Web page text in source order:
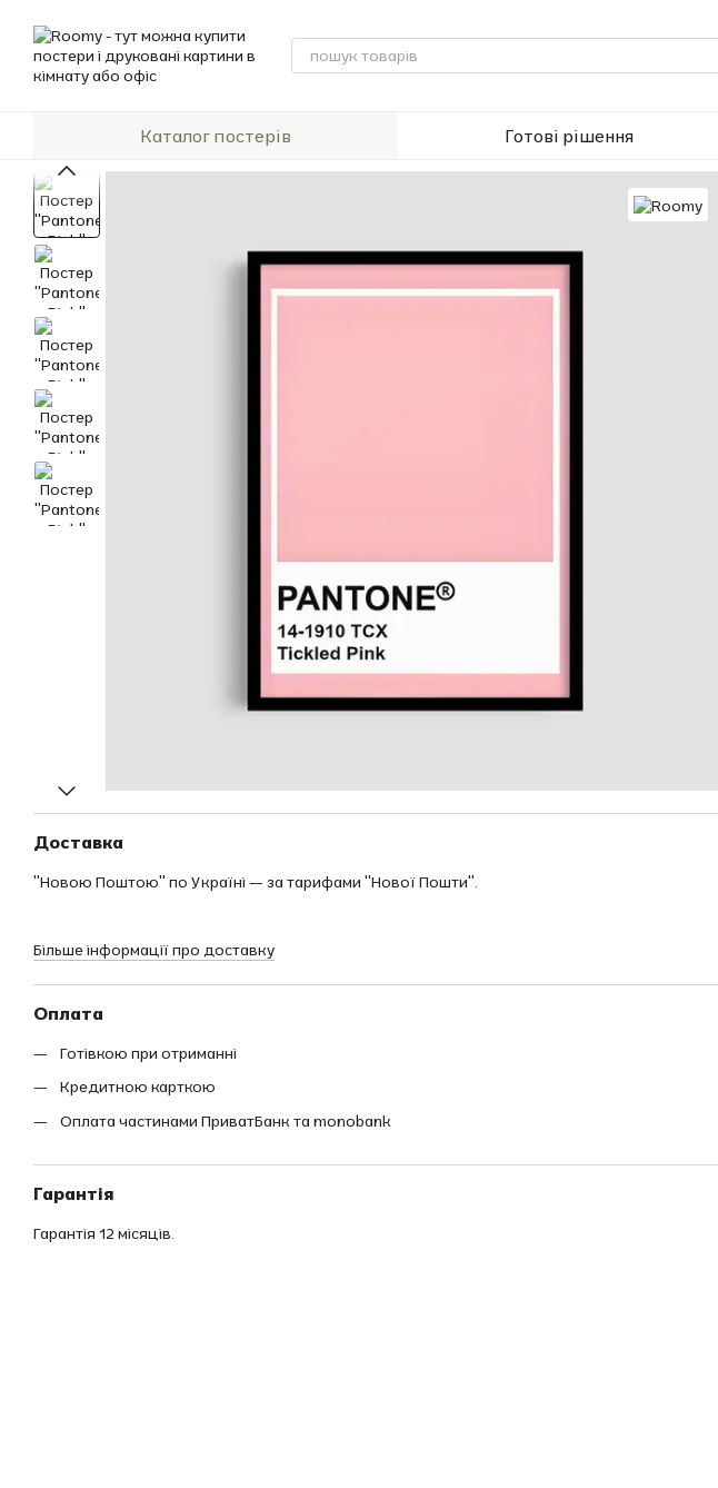
Каталог постерів Готові рішення
Доставка
"Новою Поштою" по Україні — за тарифами "Нової Пошти".
Більше інформації про доставку
Оплата
Готівкою при отриманні
Кредитною карткою
Оплата частинами ПриватБанк та monobank
Гарантія
Гарантія 12 місяців.